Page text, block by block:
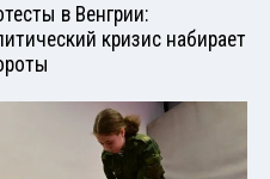
в Венгрии:
кризис набирает